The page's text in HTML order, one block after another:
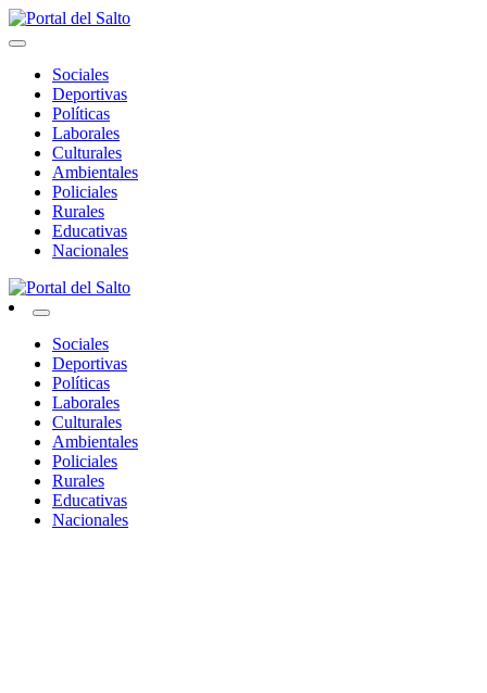
Skip
to
Portal del Salto
Sociales
Deportivas
Políticas
Laborales
Culturales
Ambientales
Policiales
Rurales
Educativas
Nacionales
Portal del Salto
Sociales
Deportivas
Políticas
Laborales
Culturales
Ambientales
Policiales
Rurales
Educativas
Nacionales